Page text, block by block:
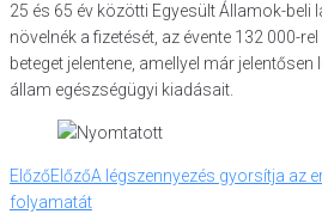
25 és 65 év közötti Egyesült Államok-beli
növelnék a fizetését, az évente 132 000-
beteget jelentene, amellyel már
állam egészségügyi kiadásait.
ElőzőElőzőA légszennyezés gyorsítja az
folyamatát